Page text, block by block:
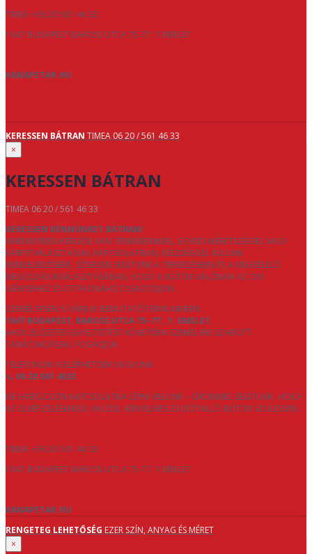
TÍMEA +36 20 561 46 33
1047 BUDAPEST BAROSS UTCA 75-77. 1 EMELET
KANAPETAR.HU
KERESSEN BÁTRAN TIMEA 06 20 / 561 46 33
×
KERESSEN BÁTRAN
TIMEA 06 20 / 561 46 33
KERESSEN BENNÜNKET BÁTRAN!
AMENNYIBEN KÉRDÉSE VAN TERMÉKEINKKEL, EGYEDI MÉRETEZÉSSEL VAGY
KÁRPITVÁLASZTÁSSAL KAPCSOLATBAN, KÉSZSÉGGEL ÁLLUNK
RENDELKEZÉSÉRE. SZÍVESEN SEGÍTÜNK A TERVEZÉSBEN ÉS A MEGFELELŐ
MEGOLDÁS KIVÁLASZTÁSÁBAN, HOGY A BÚTOR VALÓBAN AZ ÖN
IGÉNYEIHEZ ÉS OTTHONÁHOZ IGAZODJON.
SZEMÉLYESEN IS VÁRJUK BEMUTATÓTERMÜNKBEN:
1047 BUDAPEST, BAROSS UTCA 75–77., 1. EMELET,
AHOL ELŐZETES EGYEZTETÉST KÖVETŐEN SZEMÉLYRE SZABOTT
TANÁCSADÁSSAL FOGADJUK.
TELEFONON IS ELÉRHETŐEK VAGYUNK:
📞 06 20 561 4633
NE HABOZZON KAPCSOLATBA LÉPNI VELÜNK – ÖRÖMMEL SEGÍTÜNK, HOGY
AZ ELKÉPZELÉSEKBŐL VALÓDI, KÉNYELMES ÉS IDŐTÁLLÓ BÚTOR SZÜLESSEN.
TÍMEA +36 20 561 46 33
1047 BUDAPEST BAROSS UTCA 75-77. 1 EMELET
KANAPETAR.HU
RENGETEG LEHETŐSÉG EZER SZÍN, ANYAG ÉS MÉRET
×